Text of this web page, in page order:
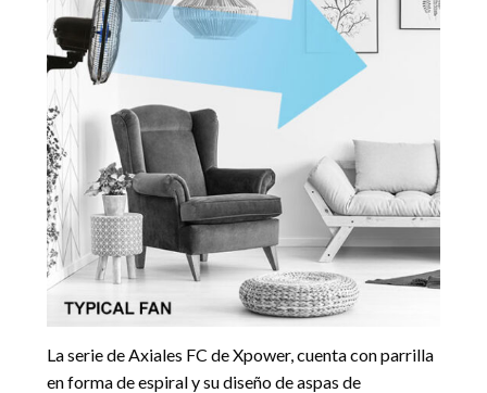
La serie de Axiales FC de Xpower, cuenta con parrilla
en forma de espiral y su diseño de aspas de